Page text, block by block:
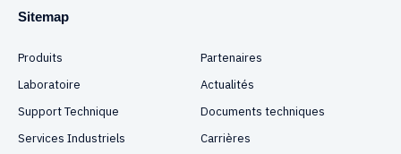
Sitemap
Produits
Partenaires
Laboratoire
Actualités
Support Technique
Documents techniques
Services Industriels
Carrières